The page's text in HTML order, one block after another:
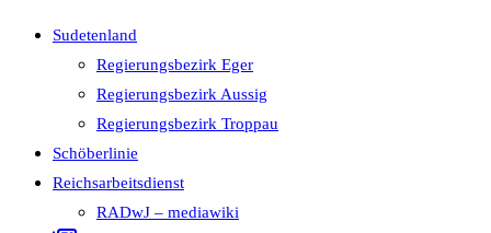
Sudetenland
Regierungsbezirk Eger
Regierungsbezirk Aussig
Regierungsbezirk Troppau
Schöberlinie
Reichsarbeitsdienst
RADwJ – mediawiki